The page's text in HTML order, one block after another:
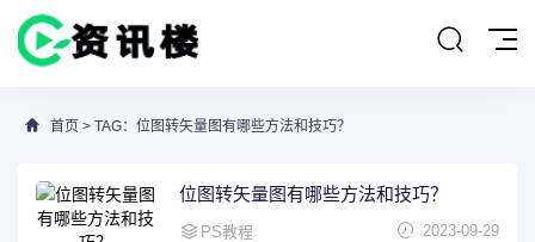
首页 > TAG：位图转矢量图有哪些方法和技巧？
位图转矢量图有哪些方法和技巧？
PS教程 2023-09-29